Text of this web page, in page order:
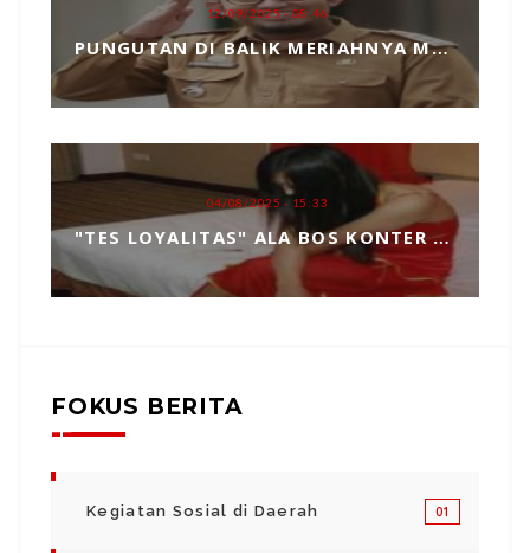
12/09/2025 - 08:46
PUNGUTAN DI BALIK MERIAHNYA MADURA CULTURE FESTIVAL 2025 RP739 JUTA DAN PENGKHIANATAN TERHADAP BUPATI FAUZI
04/08/2025 - 15:33
"TES LOYALITAS" ALA BOS KONTER HP, TOPENG MANIPULASI BERKEDOK KEPERCAYAAN
FOKUS BERITA
Kegiatan Sosial di Daerah 01